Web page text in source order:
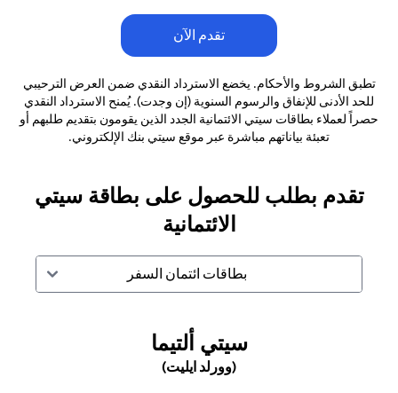
تقدم الآن
تطبق الشروط والأحكام. يخضع الاسترداد النقدي ضمن العرض الترحيبي
للحد الأدنى للإنفاق والرسوم السنوية (إن وجدت). يُمنح الاسترداد النقدي
حصراً لعملاء بطاقات سيتي الائتمانية الجدد الذين يقومون بتقديم طلبهم أو
تعبئة بياناتهم مباشرة عبر موقع سيتي بنك الإلكتروني.
تقدم بطلب للحصول على بطاقة سيتي
الائتمانية
بطاقات ائتمان السفر
سيتي ألتيما
(وورلد ايليت)